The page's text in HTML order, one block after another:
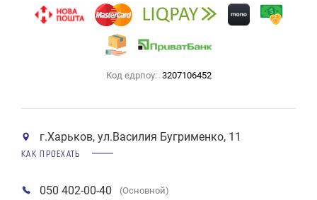
Код едрпоу: 3207106452
г.Харьков, ул.Василия Бугрименко, 11
КАК ПРОЕХАТЬ
050 402-00-40 (Основной)